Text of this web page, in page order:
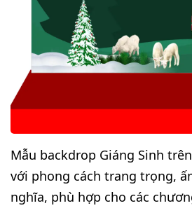
Mẫu backdrop Giáng Sinh
với phong cách trang trọng,
nghĩa, phù hợp cho các